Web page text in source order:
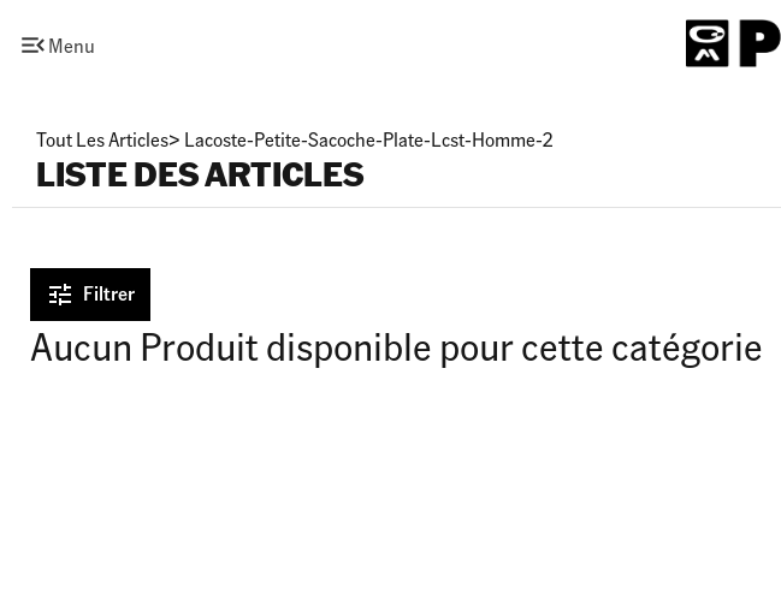
Menu
Tout Les Articles> Lacoste-Petite-Sacoche-Plate-Lcst-Homme-2
LISTE DES ARTICLES
Filtrer
Aucun Produit disponible pour cette catégorie